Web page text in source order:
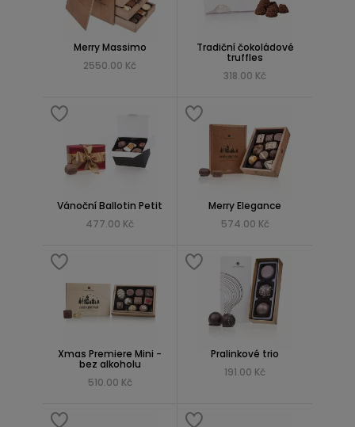
Merry Massimo
2550.00 Kč
Tradiční čokoládové
truffles
318.00 Kč
Vánoční Ballotin Petit
477.00 Kč
Merry Elegance
574.00 Kč
Xmas Premiere Mini -
bez alkoholu
510.00 Kč
Pralinkové trio
191.00 Kč